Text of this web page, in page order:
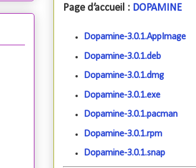
Page d’accueil : DOPAMINE
Dopamine-3.0.1.AppImage
Dopamine-3.0.1.deb
Dopamine-3.0.1.dmg
Dopamine-3.0.1.exe
Dopamine-3.0.1.pacman
Dopamine-3.0.1.rpm
Dopamine-3.0.1.snap